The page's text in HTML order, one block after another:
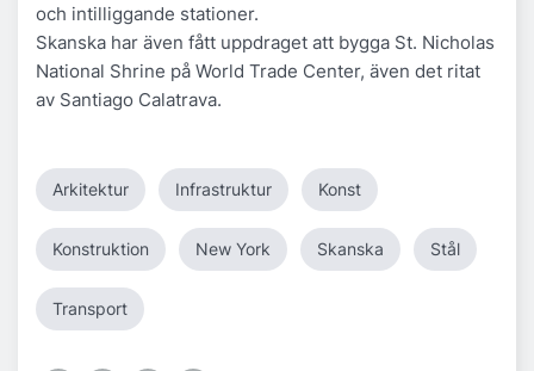
och intilliggande stationer.
Skanska har även fått uppdraget att bygga St. Nicholas
National Shrine på World Trade Center, även det ritat
av Santiago Calatrava.
Arkitektur Infrastruktur Konst
Konstruktion New York Skanska Stål
Transport